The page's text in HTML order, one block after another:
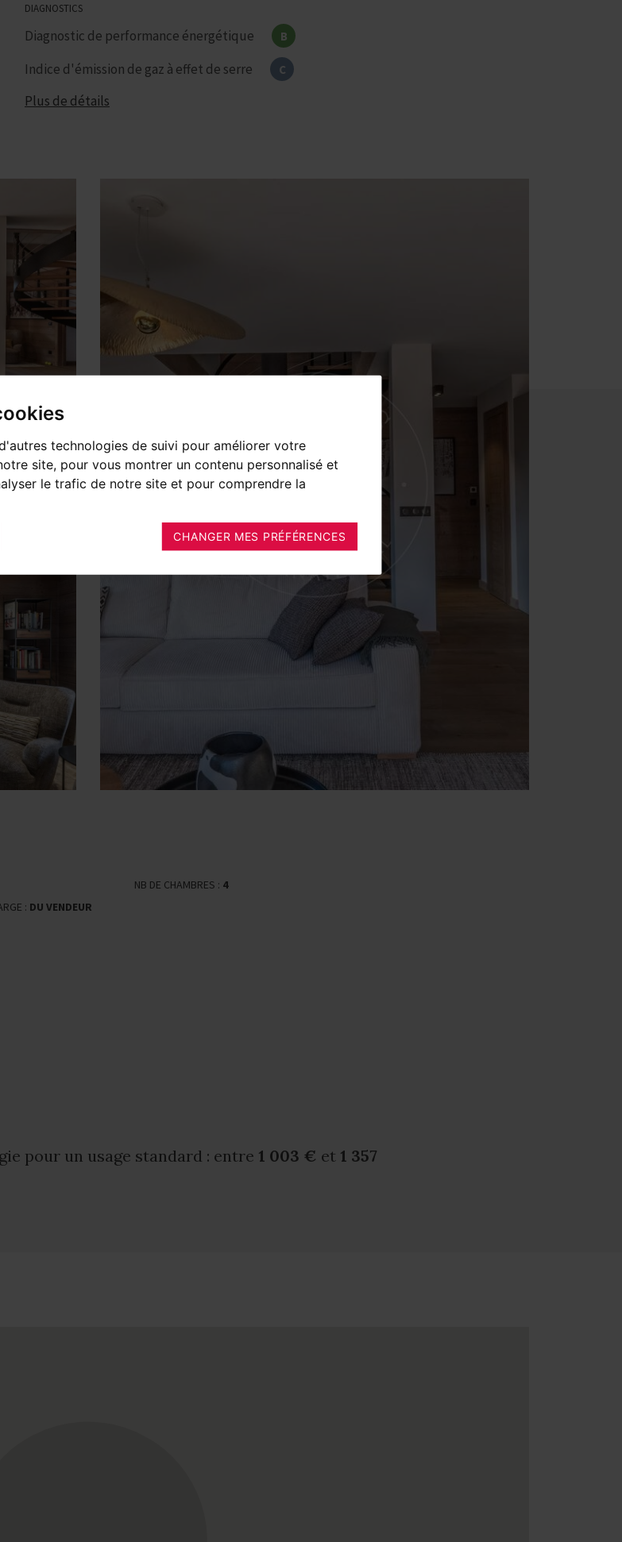
technologies de suivi pour améliorer votre
site, pour vous montrer un contenu personnalisé et
le trafic de notre site et pour comprendre la
CHANGER MES PRÉFÉRENCES
DIAGNOSTICS
Diagnostic de performance énergétique B
Indice d'émission de gaz à effet de serre C
Plus de détails
NB DE CHAMBRES : 4
: DU VENDEUR
pour un usage standard : entre 1 003 € et 1 357